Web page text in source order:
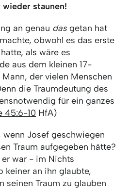
staunen!
an genau dasgetan hat
obwohl es das erste
als wäre es
aus dem kleinen 17-
der vielen Menschen
die Traumdeutung des
für ein ganzes
45:6-10 HfA)
wenn Josef geschwiegen
Traum aufgegeben hätte?
war - im Nichts
keiner an ihn glaubte,
seinen Traum zu glauben